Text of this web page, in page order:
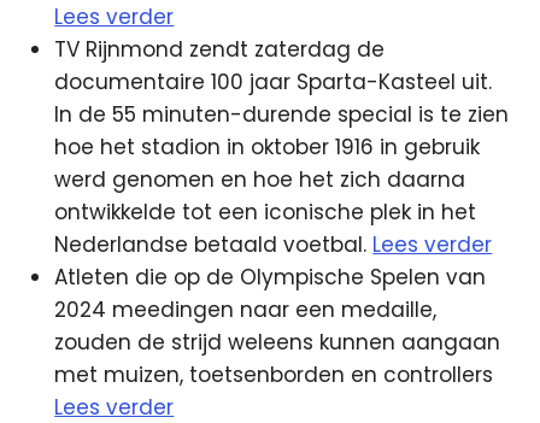
Lees verder
TV Rijnmond zendt zaterdag de
documentaire 100 jaar Sparta-Kasteel uit.
In de 55 minuten-durende special is te zien
hoe het stadion in oktober 1916 in gebruik
werd genomen en hoe het zich daarna
ontwikkelde tot een iconische plek in het
Nederlandse betaald voetbal. Lees verder
Atleten die op de Olympische Spelen van
2024 meedingen naar een medaille,
zouden de strijd weleens kunnen aangaan
met muizen, toetsenborden en controllers
Lees verder